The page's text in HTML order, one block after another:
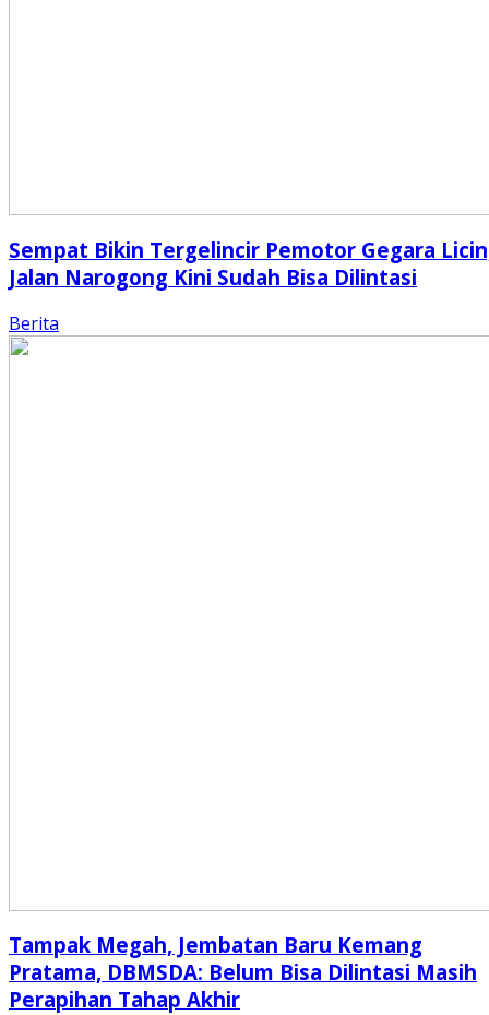
Sempat Bikin Tergelincir Pemotor Gegara
Jalan Narogong Kini Sudah Bisa Dilintasi
Berita
Tampak Megah, Jembatan Baru Kemang
Pratama, DBMSDA: Belum Bisa Dilintasi Masih
Perapihan Tahap Akhir